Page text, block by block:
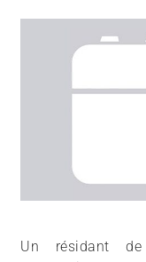
Un résidant de